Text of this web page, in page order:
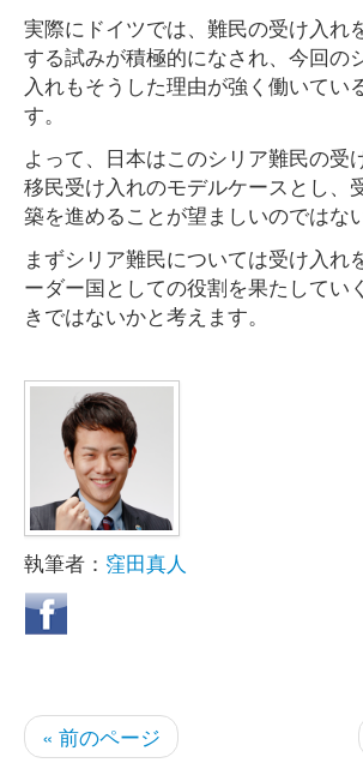
実際にドイツでは、難民の受け入れ
する試みが積極的になされ、今回の
入れもそうした理由が強く働いてい
す。
よって、日本はこのシリア難民の受
移民受け入れのモデルケースとし、
築を進めることが望ましいのではな
まずシリア難民については受け入れ
ーダー国としての役割を果たしてい
きではないかと考えます。
執筆者： 窪田真人
« 前のページ